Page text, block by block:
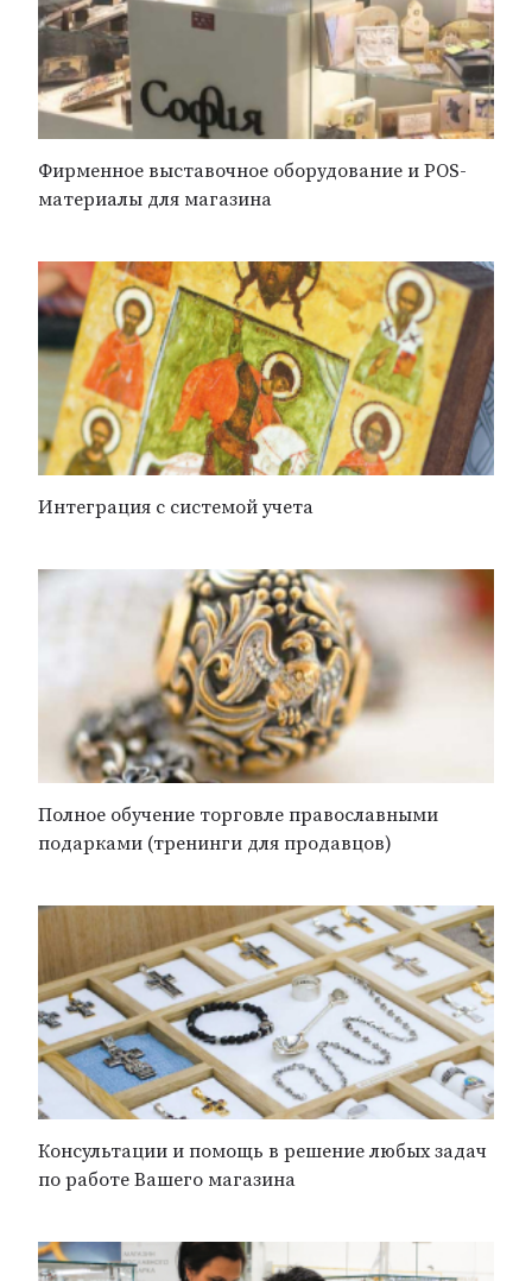
Фирменное выставочное оборудование и POS-
материалы для магазина
Интеграция с системой учета
Полное обучение торговле православными
подарками (тренинги для продавцов)
Консультации и помощь в решение любых задач
по работе Вашего магазина